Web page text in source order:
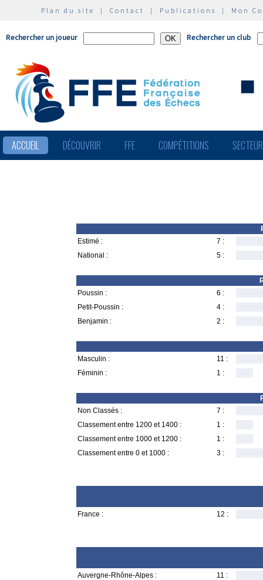
Plan du site | Contact | Publications | Mon
Rechercher un joueur Rechercher un club
ACCUEIL DÉCOUVRIR FFE COMPÉTITIONS
Estimé :
7 :
National :
5 :
Poussin :
6 :
Petit-Poussin :
4 :
Benjamin :
2 :
Masculin :
11 :
Féminin :
1 :
Non Classés :
7 :
Classement entre 1200 et 1400 :
1 :
Classement entre 1000 et 1200 :
1 :
Classement entre 0 et 1000 :
3 :
France : 12 :
Auvergne-Rhône-Alpes :
11 :